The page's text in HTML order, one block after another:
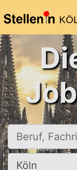
Beruf,
Ort, Stadt